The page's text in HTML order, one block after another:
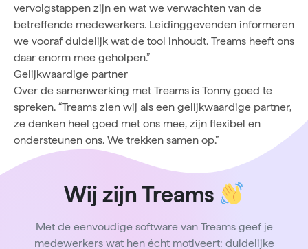
vervolgstappen zijn en wat we verwachten van de
betreffende medewerkers. Leidinggevenden informeren
we vooraf duidelijk wat de tool inhoudt. Treams heeft ons
daar enorm mee geholpen.”
Gelijkwaardige partner
Over de samenwerking met Treams is Tonny goed te
spreken. “Treams zien wij als een gelijkwaardige partner,
ze denken heel goed met ons mee, zijn flexibel en
ondersteunen ons. We trekken samen op.”
Wij zijn Treams
Met de eenvoudige software van Treams geef je
medewerkers wat hen écht motiveert: duidelijke